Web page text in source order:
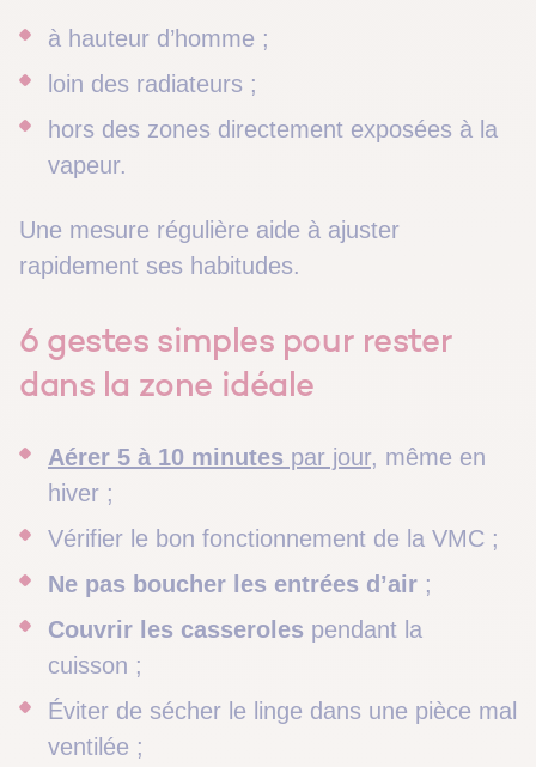
à hauteur d’homme ;
loin des radiateurs ;
hors des zones directement exposées à la
vapeur.
Une mesure régulière aide à ajuster
rapidement ses habitudes.
6 gestes simples pour rester
dans la zone idéale
Aérer 5 à 10 minutes par jour, même en
hiver ;
Vérifier le bon fonctionnement de la VMC ;
Ne pas boucher les entrées d’air ;
Couvrir les casseroles pendant la
cuisson ;
Éviter de sécher le linge dans une pièce mal
ventilée ;